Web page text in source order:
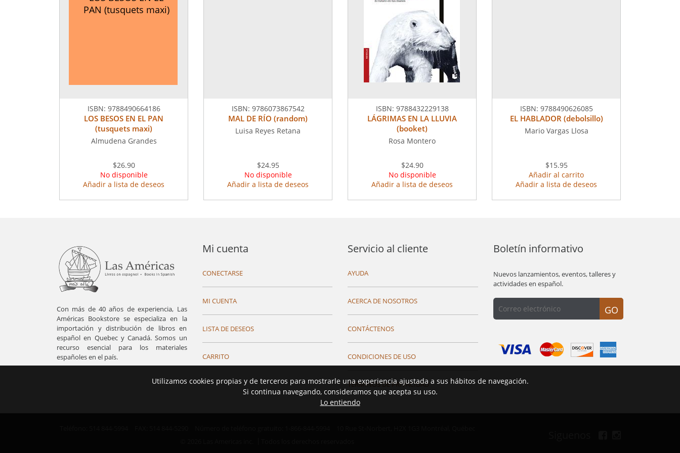
PAN (tusquets maxi)
ISBN: 9788490664186
LOS BESOS EN EL PAN
(tusquets maxi)
Almudena Grandes
$26.90
No disponible
Añadir a lista de deseos
ISBN: 9786073867542
MAL DE RÍO (random)
Luisa Reyes Retana
$24.95
No disponible
Añadir a lista de deseos
ISBN: 9788432229138
LÁGRIMAS EN LA LLUVIA
(booket)
Rosa Montero
$24.90
No disponible
Añadir a lista de deseos
ISBN: 9788490626085
EL HABLADOR (debolsillo)
Mario Vargas Llosa
$15.95
Añadir al carrito
Añadir a lista de deseos
Con más de 40 años de experiencia, Las
Américas Bookstore se especializa en la
importación y distribución de libros en
español en Quebec y Canadá. Somos un
recurso esencial para los materiales
españoles en el país.
Mi cuenta
CONECTARSE
MI CUENTA
LISTA DE DESEOS
CARRITO
Servicio al cliente
AYUDA
ACERCA DE NOSOTROS
CONTÁCTENOS
CONDICIONES DE USO
TÉRMINOS DE PRIVACIDAD
Boletín informativo
Nuevos lanzamientos, eventos, talleres y
actividades en español.
GO
Utilizamos cookies propias y de terceros para mostrarle una experiencia ajustada a sus hábitos de navegación.
Si continua navegando, consideramos que acepta su uso.
Lo entiendo